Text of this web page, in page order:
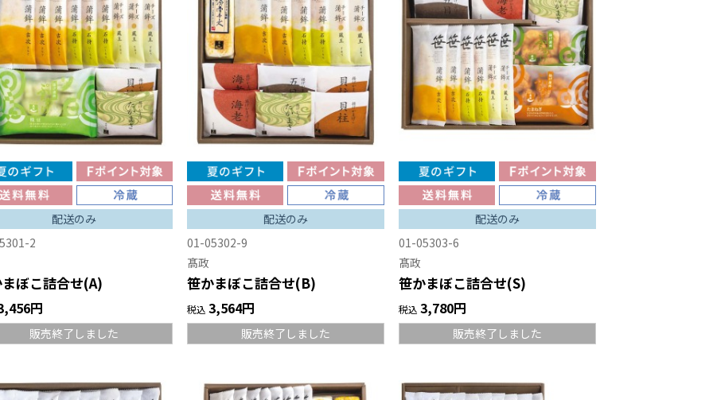
配送のみ
2
ぼこ詰合せ(A)
円
販売終了しました
配送のみ
01-05302-9
髙政
笹かまぼこ詰合せ(B)
税込 3,564円
販売終了しました
配送のみ
01-05303-6
髙政
笹かまぼこ詰合せ(S)
税込 3,780円
販売終了しました